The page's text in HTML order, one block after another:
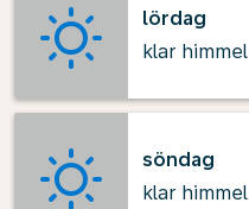
lördag
klar himmel
söndag
klar himmel